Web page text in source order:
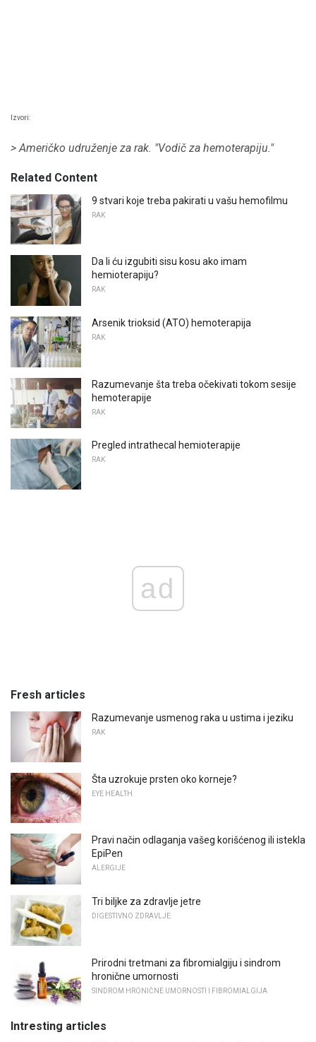
Izvori:
> Američko udruženje za rak. "Vodič za hemoterapiju."
Related Content
9 stvari koje treba pakirati u vašu hemofilmu
RAK
Da li ću izgubiti sisu kosu ako imam
hemioterapiju?
RAK
Arsenik trioksid (ATO) hemoterapija
RAK
Razumevanje šta treba očekivati ​​tokom sesije
hemoterapije
RAK
Pregled intrathecal hemioterapije
RAK
ad
Fresh articles
Razumevanje usmenog raka u ustima i jeziku
RAK
Šta uzrokuje prsten oko korneje?
EYE HEALTH
Pravi način odlaganja vašeg korišćenog ili istekla
EpiPen
ALERGIJE
Tri biljke za zdravlje jetre
DIGESTIVNO ZDRAVLJE
Prirodni tretmani za fibromialgiju i sindrom
hronične umornosti
SINDROM HRONIČNE UMORNOSTI I FIBROMIALGIJA
Intresting articles